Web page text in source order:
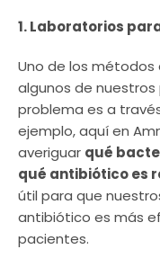
1. Laboratorios
Uno de los
algunos de
problema es a
ejemplo, aquí en
averiguar qué
qué antibiótico es
útil para que
antibiótico es más
pacientes.